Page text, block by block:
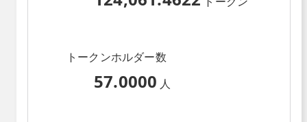
トークンホルダー数
57.0000 人